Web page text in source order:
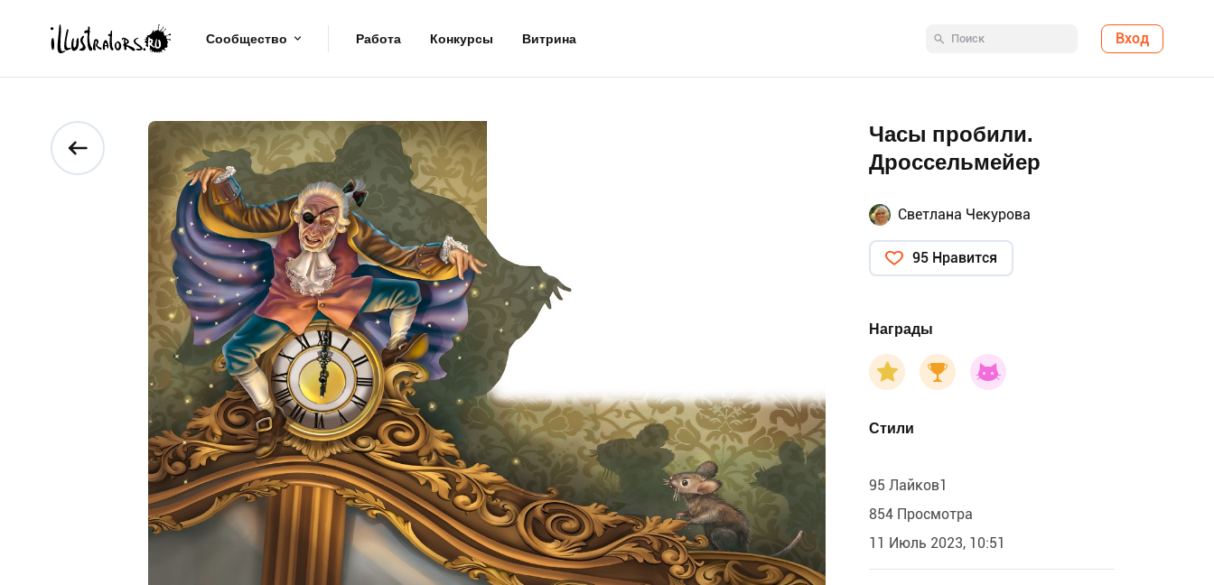
Сообщество Работа Конкурсы Витрина Вход
Часы пробили.
Дроссельмейер
Светлана Чекурова
95 Нравится
Награды
Стили
95 Лайков1
854 Просмотра
11 Июль 2023, 10:51